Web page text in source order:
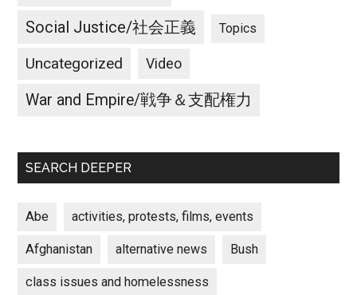
Social Justice/社会正義 Topics
Uncategorized Video
War and Empire/戦争＆支配権力
SEARCH DEEPER
Abe activities, protests, films, events
Afghanistan alternative news Bush
class issues and homelessness